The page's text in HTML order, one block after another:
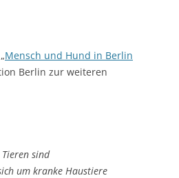
Mensch und Hund in Berlin
Berlin zur weiteren
sind
um kranke Haustiere